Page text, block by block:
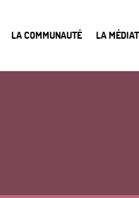
LA COMMUNAUTÉ LA